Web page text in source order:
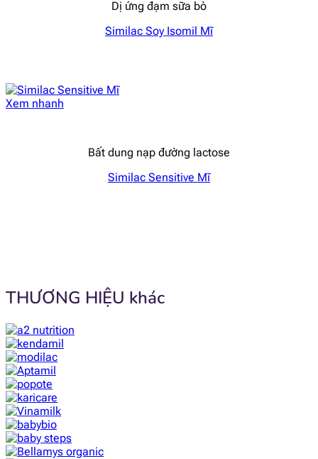
Dị ứng đạm sữa bò
Similac Soy Isomil Mĩ
Xem nhanh
Bất dung nạp đường lactose
Similac Sensitive Mĩ
THƯƠNG HIỆU khác